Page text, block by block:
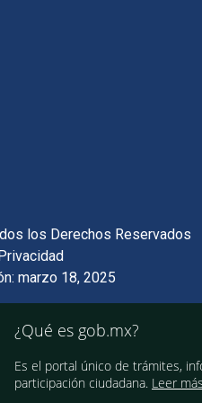
los Derechos Reservados
marzo 18, 2025
¿Qué es gob.mx?
Es el portal único de trámites,
participación ciudadana. Leer más